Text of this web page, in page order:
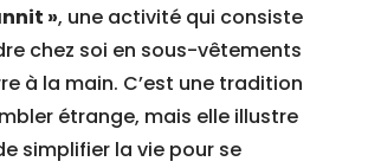
», une activité qui consiste
chez soi en sous-vêtements
à la main. C’est une tradition
étrange, mais elle illustre
simplifier la vie pour se